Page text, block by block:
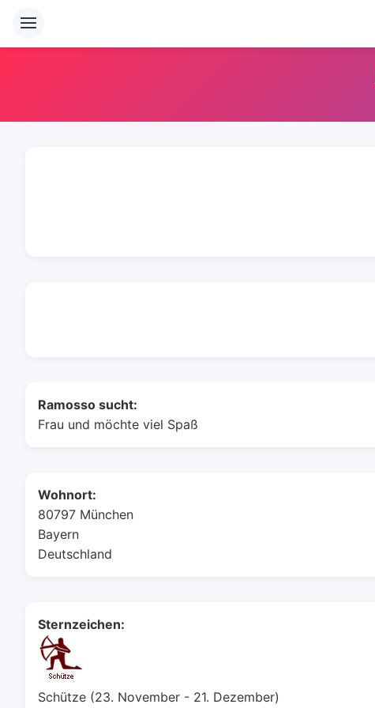
Ramosso sucht:
Frau und möchte viel Spaß
Wohnort:
80797 München
Bayern
Deutschland
Sternzeichen:
Schütze (23. November - 21. Dezember)